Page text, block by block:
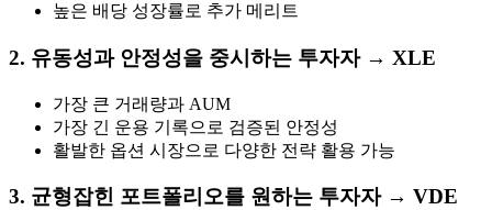
높은 배당 성장률로 추가 메리트
2. 유동성과 안정성을 중시하는 투자자 → XLE
가장 큰 거래량과 AUM
가장 긴 운용 기록으로 검증된 안정성
활발한 옵션 시장으로 다양한 전략 활용 가능
3. 균형잡힌 포트폴리오를 원하는 투자자 → VDE